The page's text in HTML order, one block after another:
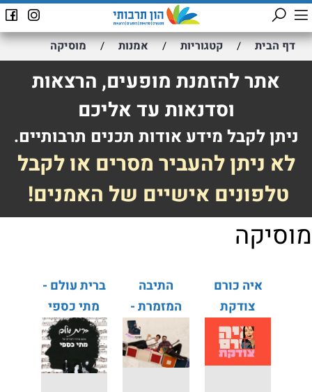
דף הבית / קטגוריות / אמנות / מוסיקה
אתר להזמנת מופעים, הרצאות
וסדנאות עד אליכם
ניתן לקבל מידע אודות תכנים תרבותיים.
לא ניתן להעביר מסרים או לקבל
טלפונים אישיים של האמנים!
מוסיקה
איה כורם
צודקת
התיבה
המזמרת -
משוררים
ברית עולם -
מתי כספי